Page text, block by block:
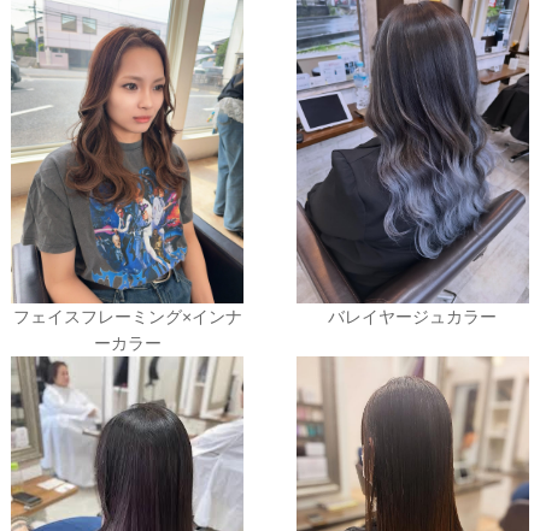
フェイスフレーミング×インナ
ーカラー
バレイヤージュカラー